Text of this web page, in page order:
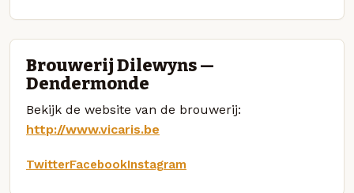
Brouwerij Dilewyns —
Dendermonde
Bekijk de website van de brouwerij:
http://www.vicaris.be
TwitterFacebookInstagram